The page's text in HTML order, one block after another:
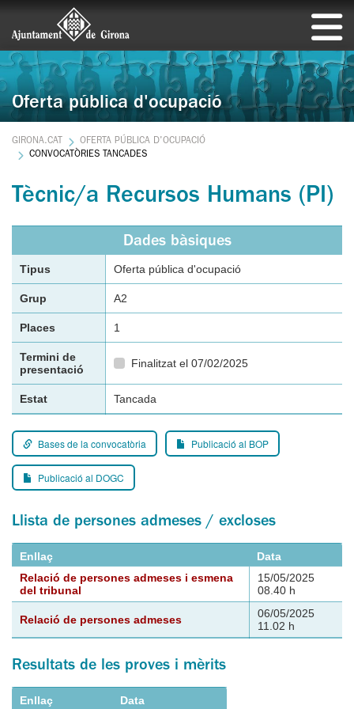
Oferta pública d'ocupació
GIRONA.CAT
OFERTA PÚBLICA D'OCUPACIÓ
CONVOCATÒRIES TANCADES
Tècnic/a Recursos Humans (PI)
Dades bàsiques
Tipus Oferta pública d'ocupació
Grup A2
Places 1
Termini de
presentació
Finalitzat el 07/02/2025
Estat Tancada
Bases de la convocatòria Publicació al BOP
Publicació al DOGC
Llista de persones admeses / excloses
Enllaç
Data
Relació de persones admeses i esmena
del tribunal
15/05/2025
08.40 h
Relació de persones admeses
06/05/2025
11.02 h
Resultats de les proves i mèrits
Enllaç Data